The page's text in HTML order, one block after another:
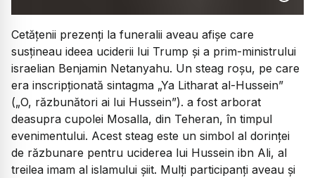
Cetățenii prezenți la funeralii aveau afișe care
susțineau ideea uciderii lui Trump și a prim-ministrului
israelian Benjamin Netanyahu. Un steag roșu, pe care
era inscripționată sintagma „Ya Litharat al-Hussein”
(„O, răzbunători ai lui Hussein”). a fost arborat
deasupra cupolei Mosalla, din Teheran, în timpul
evenimentului. Acest steag este un simbol al dorinței
de răzbunare pentru uciderea lui Hussein ibn Ali, al
treilea imam al islamului șiit. Mulți participanți aveau și